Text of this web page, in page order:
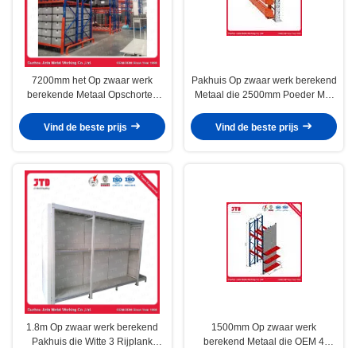
7200mm het Op zwaar werk
berekende Metaal Opschorten
Vind de beste prijs
Pakhuis Op zwaar werk berekend
Metaal die 2500mm Poeder Met
opschorten
Vind de beste prijs
1.8m Op zwaar werk berekend
Pakhuis die Witte 3 Rijplank
1500mm Op zwaar werk
berekend Metaal die OEM 4